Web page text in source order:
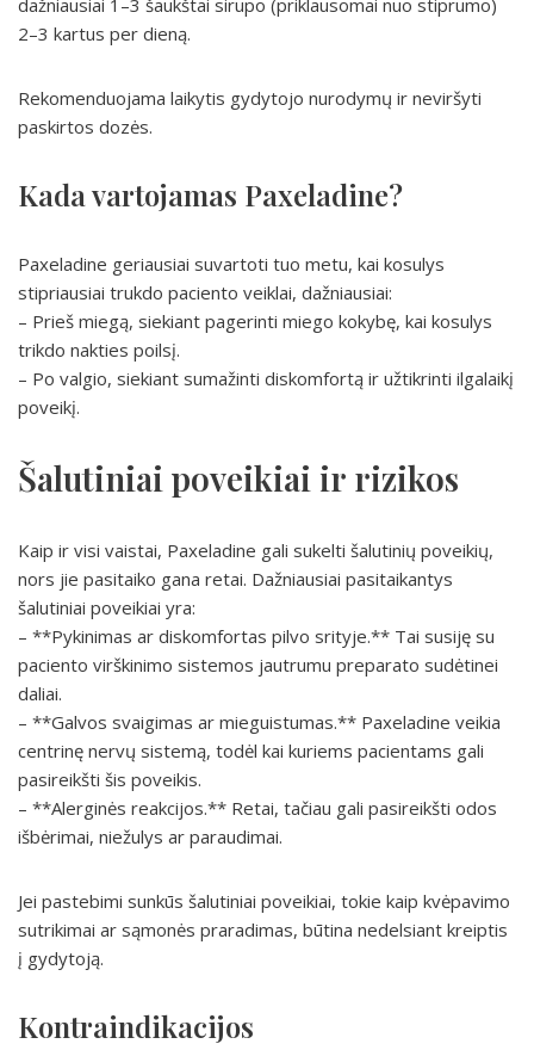
dažniausiai 1–3 šaukštai sirupo (priklausomai nuo stiprumo)
2–3 kartus per dieną.
Rekomenduojama laikytis gydytojo nurodymų ir neviršyti
paskirtos dozės.
Kada vartojamas Paxeladine?
Paxeladine geriausiai suvartoti tuo metu, kai kosulys
stipriausiai trukdo paciento veiklai, dažniausiai:
– Prieš miegą, siekiant pagerinti miego kokybę, kai kosulys
trikdo nakties poilsį.
– Po valgio, siekiant sumažinti diskomfortą ir užtikrinti ilgalaikį
poveikį.
Šalutiniai poveikiai ir rizikos
Kaip ir visi vaistai, Paxeladine gali sukelti šalutinių poveikių,
nors jie pasitaiko gana retai. Dažniausiai pasitaikantys
šalutiniai poveikiai yra:
– **Pykinimas ar diskomfortas pilvo srityje.** Tai susiję su
paciento virškinimo sistemos jautrumu preparato sudėtinei
daliai.
– **Galvos svaigimas ar mieguistumas.** Paxeladine veikia
centrinę nervų sistemą, todėl kai kuriems pacientams gali
pasireikšti šis poveikis.
– **Alerginės reakcijos.** Retai, tačiau gali pasireikšti odos
išbėrimai, niežulys ar paraudimai.
Jei pastebimi sunkūs šalutiniai poveikiai, tokie kaip kvėpavimo
sutrikimai ar sąmonės praradimas, būtina nedelsiant kreiptis
į gydytoją.
Kontraindikacijos